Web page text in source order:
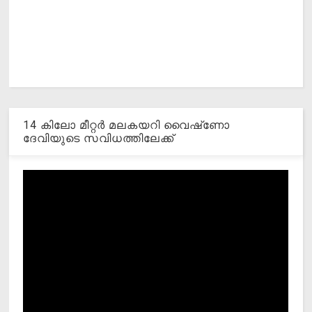
14 കിലോ മീറ്റര്‍ മലകയറി വൈഷ്‌ണോ
ദേവിയുടെ സവിധത്തിലേക്ക്